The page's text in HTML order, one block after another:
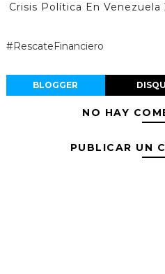
Crisis Política En
#RescateFinanciero
BLOGGER
NO HAY
PUBLICAR UN